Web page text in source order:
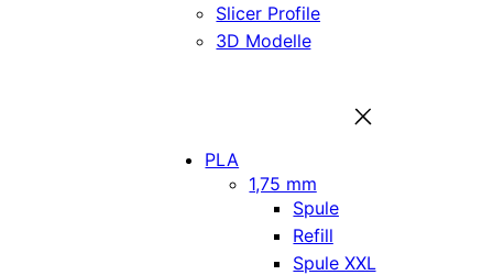
Slicer Profile
3D Modelle
PLA
1,75 mm
Spule
Refill
Spule XXL